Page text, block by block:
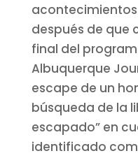
después de que
final del
Albuquerque
escape de un
búsqueda de la
escapado” en
identificado